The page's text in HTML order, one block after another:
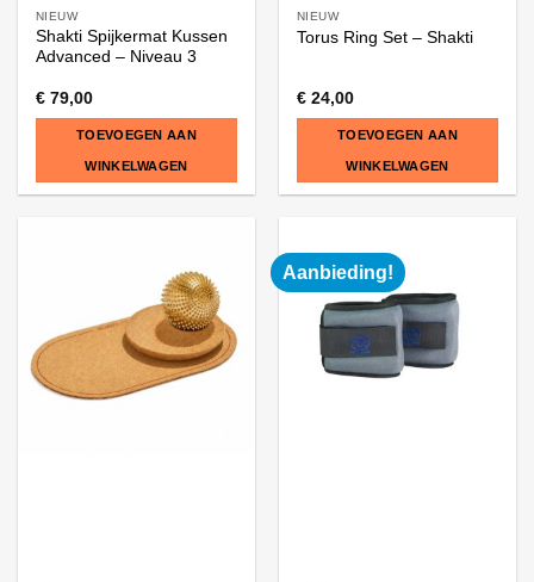
NIEUW
Shakti Spijkermat Kussen
Advanced – Niveau 3
€79,00
TOEVOEGEN AAN
WINKELWAGEN
NIEUW
Torus Ring Set – Shakti
€24,00
TOEVOEGEN AAN
WINKELWAGEN
Aanbieding!